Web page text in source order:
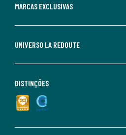
MARCAS EXCLUSIVAS
UNIVERSO LA REDOUTE
DISTINÇÕES